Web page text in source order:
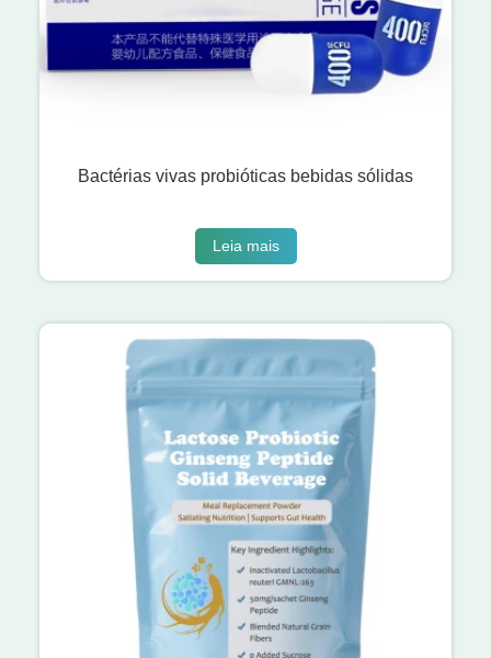
Bactérias vivas probióticas bebidas sólidas
Leia mais